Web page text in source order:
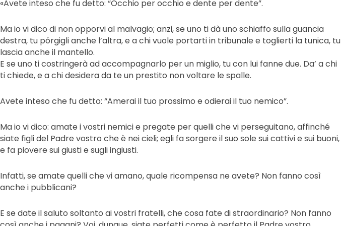
diminuire
il
«Avete inteso che fu detto: “Occhio per occhio e dente per dente”.
Ma io vi dico di non opporvi al malvagio; anzi, se uno ti dà uno schiaffo sulla guancia
destra, tu pórgigli anche l’altra, e a chi vuole portarti in tribunale e toglierti la tunica, tu
lascia anche il mantello.
E se uno ti costringerà ad accompagnarlo per un miglio, tu con lui fanne due. Da’ a chi
ti chiede, e a chi desidera da te un prestito non voltare le spalle.
Avete inteso che fu detto: “Amerai il tuo prossimo e odierai il tuo nemico”.
Ma io vi dico: amate i vostri nemici e pregate per quelli che vi perseguitano, affinché
siate figli del Padre vostro che è nei cieli; egli fa sorgere il suo sole sui cattivi e sui buoni,
e fa piovere sui giusti e sugli ingiusti.
Infatti, se amate quelli che vi amano, quale ricompensa ne avete? Non fanno così
anche i pubblicani?
E se date il saluto soltanto ai vostri fratelli, che cosa fate di straordinario? Non fanno